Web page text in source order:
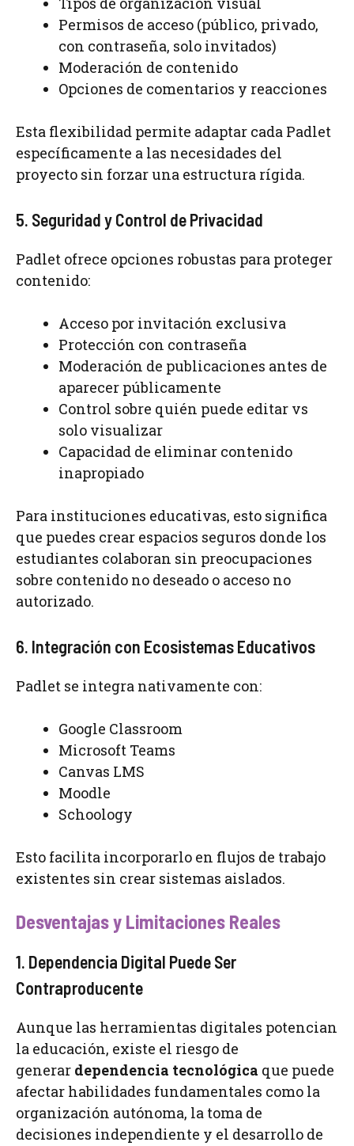
Permisos de acceso (público, privado,
con contraseña, solo invitados)
Moderación de contenido
Opciones de comentarios y reacciones
Esta flexibilidad permite adaptar cada Padlet
específicamente a las necesidades del
proyecto sin forzar una estructura rígida.
5. Seguridad y Control de Privacidad
Padlet ofrece opciones robustas para proteger
contenido:
Acceso por invitación exclusiva
Protección con contraseña
Moderación de publicaciones antes de
aparecer públicamente
Control sobre quién puede editar vs
solo visualizar
Capacidad de eliminar contenido
inapropiado
Para instituciones educativas, esto significa
que puedes crear espacios seguros donde los
estudiantes colaboran sin preocupaciones
sobre contenido no deseado o acceso no
autorizado.
6. Integración con Ecosistemas Educativos
Padlet se integra nativamente con:
Google Classroom
Microsoft Teams
Canvas LMS
Moodle
Schoology
Esto facilita incorporarlo en flujos de trabajo
existentes sin crear sistemas aislados.
Desventajas y Limitaciones Reales
1. Dependencia Digital Puede Ser
Contraproducente
Aunque las herramientas digitales potencian
la educación, existe el riesgo de
generar dependencia tecnológica que puede
afectar habilidades fundamentales como la
organización autónoma, la toma de
decisiones independiente y el desarrollo de